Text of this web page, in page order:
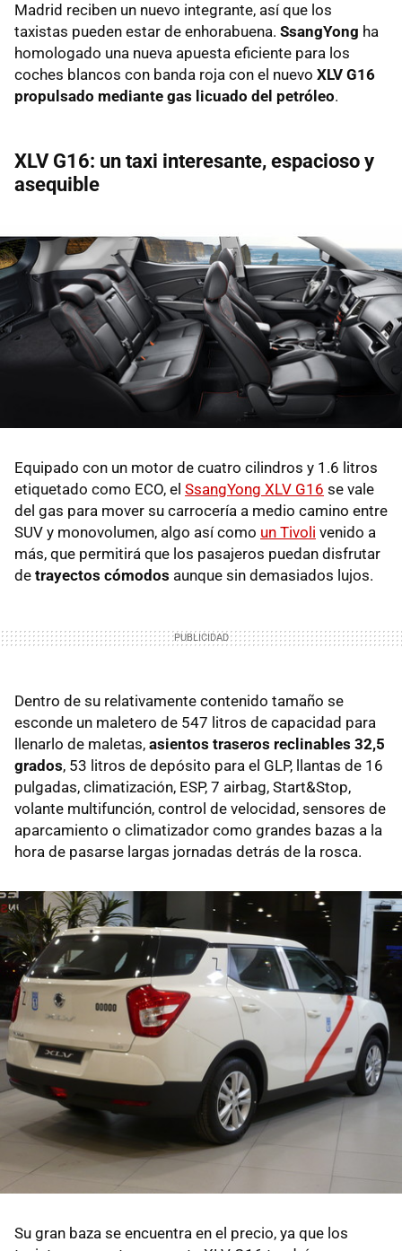
Madrid reciben un nuevo integrante, así que los
taxistas pueden estar de enhorabuena. SsangYong ha
homologado una nueva apuesta eficiente para los
coches blancos con banda roja con el nuevo XLV G16
propulsado mediante gas licuado del petróleo.
XLV G16: un taxi interesante, espacioso y
asequible
Equipado con un motor de cuatro cilindros y 1.6 litros
etiquetado como ECO, el SsangYong XLV G16 se vale
del gas para mover su carrocería a medio camino entre
SUV y monovolumen, algo así como un Tivoli venido a
más, que permitirá que los pasajeros puedan disfrutar
de trayectos cómodos aunque sin demasiados lujos.
Dentro de su relativamente contenido tamaño se
esconde un maletero de 547 litros de capacidad para
llenarlo de maletas, asientos traseros reclinables 32,5
grados, 53 litros de depósito para el GLP, llantas de 16
pulgadas, climatización, ESP, 7 airbag, Start&Stop,
volante multifunción, control de velocidad, sensores de
aparcamiento o climatizador como grandes bazas a la
hora de pasarse largas jornadas detrás de la rosca.
Su gran baza se encuentra en el precio, ya que los